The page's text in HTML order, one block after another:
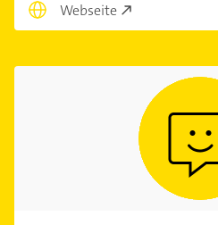
Webseite